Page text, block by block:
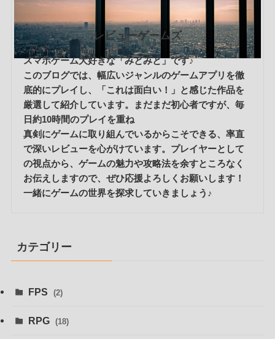
レビューゲームズ
スマホゲーム大好きな「みとみと」です♪
このブログでは、幅広いジャンルのゲームアプリを徹
底的にプレイし、「これは面白い！」と感じた作品を
厳選して紹介しています。まだまだ初心者ですが、毎
日約10時間のプレイを重ね
真剣にゲームに取り組んでいるからこそできる、率直
で深いレビューを心がけています。プレイヤーとして
の視点から、ゲームの魅力や攻略法を余すところなく
お伝えしますので、ぜひ応援よろしくお願いします！
一緒にゲームの世界を探求していきましょう♪
カテゴリー
FPS (2)
RPG (18)